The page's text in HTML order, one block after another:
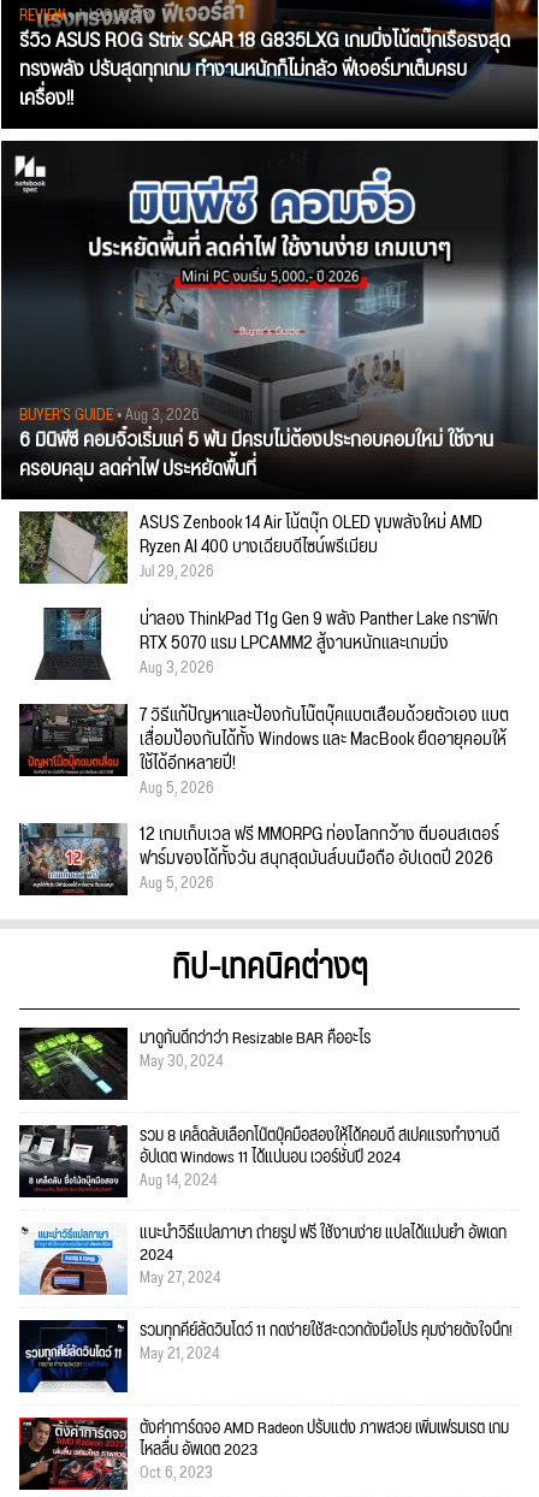
REVIEW• Jul 28, 2026
รีวิว ASUS ROG Strix SCAR 18 G835LXG เกมมิ่งโน้ตบุ๊กเรือธงสุด
ทรงพลัง ปรับสุดทุกเกม ทำงานหนักก็ไม่กลัว ฟีเจอร์มาเต็มครบ
เครื่อง!!
BUYER'S GUIDE• Aug 3, 2026
6 มินิพีซี คอมจิ๋วเริ่มแค่ 5 พัน มีครบไม่ต้องประกอบคอมใหม่ ใช้งาน
ครอบคลุม ลดค่าไฟ ประหยัดพื้นที่
ASUS Zenbook 14 Air โน้ตบุ๊ก OLED ขุมพลังใหม่ AMD
Ryzen AI 400 บางเฉียบดีไซน์พรีเมียม
Jul 29, 2026
น่าลอง ThinkPad T1g Gen 9 พลัง Panther Lake กราฟิก
RTX 5070 แรม LPCAMM2 สู้งานหนักและเกมมิ่ง
Aug 3, 2026
7 วิธีแก้ปัญหาและป้องกันโน๊ตบุ๊คแบตเสื่อมด้วยตัวเอง แบต
เสื่อมป้องกันได้ทั้ง Windows และ MacBook ยืดอายุคอมให้
ใช้ได้อีกหลายปี!
Aug 5, 2026
12 เกมเก็บเวล ฟรี MMORPG ท่องโลกกว้าง ตีมอนสเตอร์
ฟาร์มของได้ทั้งวัน สนุกสุดมันส์บนมือถือ อัปเดตปี 2026
Aug 5, 2026
ทิป-เทคนิคต่างๆ
มาดูกันดีกว่าว่า Resizable BAR คืออะไร
May 30, 2024
รวม 8 เคล็ดลับเลือกโน๊ตบุ๊คมือสองให้ได้คอมดี สเปคแรงทำงานดี
อัปเดต Windows 11 ได้แน่นอน เวอร์ชั่นปี 2024
Aug 14, 2024
แนะนำวิธีแปลภาษา ถ่ายรูป ฟรี ใช้งานง่าย แปลได้แม่นยำ อัพเดท
2024
May 27, 2024
รวมทุกคีย์ลัดวินโดว์ 11 กดง่ายใช้สะดวกดั่งมือโปร คุมง่ายดั่งใจนึก!
May 21, 2024
ตั้งค่าการ์ดจอ AMD Radeon ปรับแต่ง ภาพสวย เพิ่มเฟรมเรต เกม
ไหลลื่น อัพเดต 2023
Oct 6, 2023